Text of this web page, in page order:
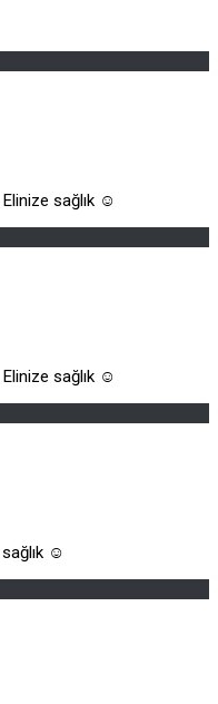
sağlık ☺️
sağlık ☺️
☺️